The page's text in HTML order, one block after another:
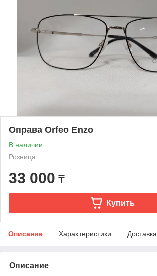
Оправа Orfeo Enzo
В наличии
Розница
33 000 ₸
Купить
Описание Характеристики Доставка
Описание